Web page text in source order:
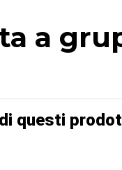
a
questi